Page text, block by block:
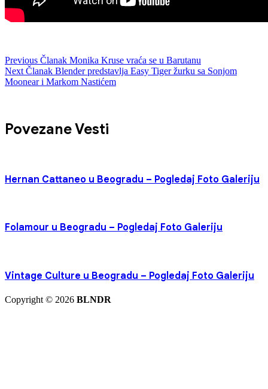
Previous Članak Monika Kruse vraća se u Barutanu
Next Članak Blender predstavlja Easy Tiger žurku sa Sonjom
Moonear i Markom Nastićem
Povezane Vesti
Hernan Cattaneo u Beogradu – Pogledaj Foto Galeriju
Folamour u Beogradu – Pogledaj Foto Galeriju
Vintage Culture u Beogradu – Pogledaj Foto Galeriju
Copyright © 2026 BLNDR